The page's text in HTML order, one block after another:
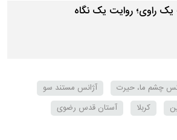
یک راوی؛ روایت یک نگاه
چشم ما، حیرت
آژانس مستند سو
کربلا
آستان قدس رضوی